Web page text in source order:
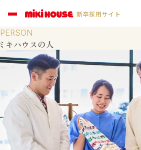
新卒採用サイト
PERSON
キハウスの人